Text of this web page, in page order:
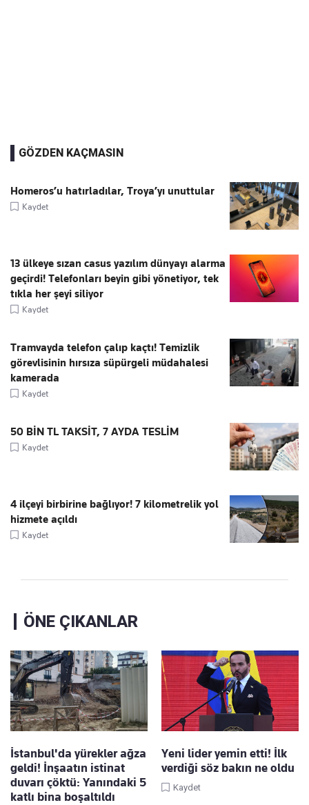
GÖZDEN KAÇMASIN
Homeros’u hatırladılar, Troya’yı unuttular
Kaydet
13 ülkeye sızan casus yazılım dünyayı alarma
geçirdi! Telefonları beyin gibi yönetiyor, tek
tıkla her şeyi siliyor
Kaydet
Tramvayda telefon çalıp kaçtı! Temizlik
görevlisinin hırsıza süpürgeli müdahalesi
kamerada
Kaydet
50 BİN TL TAKSİT, 7 AYDA TESLİM
Kaydet
4 ilçeyi birbirine bağlıyor! 7 kilometrelik yol
hizmete açıldı
Kaydet
ÖNE ÇIKANLAR
İstanbul'da yürekler ağza
geldi! İnşaatın istinat
duvarı çöktü: Yanındaki 5
katlı bina boşaltıldı
Yeni lider yemin etti! İlk
verdiği söz bakın ne oldu
Kaydet